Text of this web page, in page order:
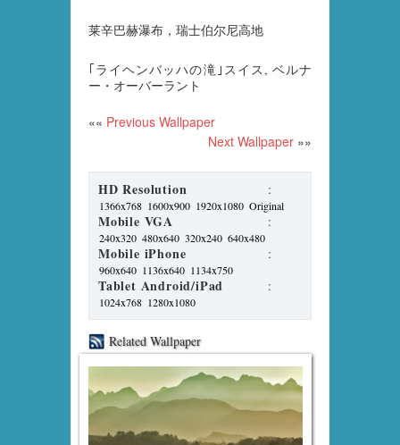
莱辛巴赫瀑布，瑞士伯尔尼高地
｢ライヘンバッハの滝｣スイス, ベルナ
ー・オーバーラント
«« Previous Wallpaper
Next Wallpaper »»
HD Resolution :
1366x768 1600x900 1920x1080 Original
Mobile VGA :
240x320 480x640 320x240 640x480
Mobile iPhone :
960x640 1136x640 1134x750
Tablet Android/iPad :
1024x768 1280x1080
Related Wallpaper